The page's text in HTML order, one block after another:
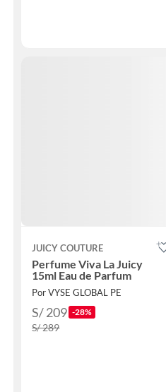
JUICY COUTURE
Perfume Viva La Juicy
15ml Eau de Parfum
Por VYSE GLOBAL PE
S/ 209 -28%
S/ 289